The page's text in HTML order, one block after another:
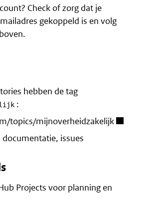
Check of zorg dat je
gekoppeld is en volg
hebben de tag
:
topics/mijnoverheidzakelijk
documentatie, issues
Projects voor planning en